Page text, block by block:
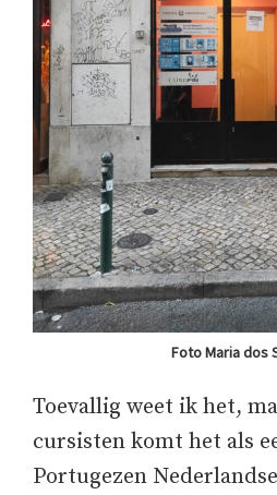
Foto Maria dos
Toevallig weet ik het,
cursisten komt het als
Portugezen